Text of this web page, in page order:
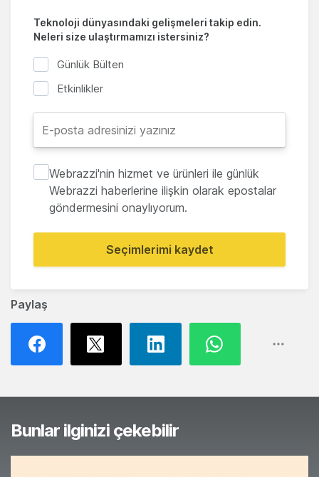
Paylaş
Teknoloji dünyasındaki gelişmeleri takip edin.
Neleri size ulaştırmamızı istersiniz?
Günlük Bülten
Etkinlikler
Webrazzi'nin hizmet ve ürünleri ile günlük
Webrazzi haberlerine ilişkin olarak epostalar
göndermesini onaylıyorum.
Seçimlerimi kaydet
Bunlar ilginizi çekebilir